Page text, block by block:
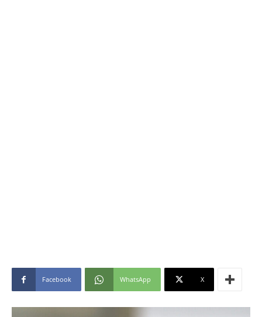
Facebook WhatsApp X